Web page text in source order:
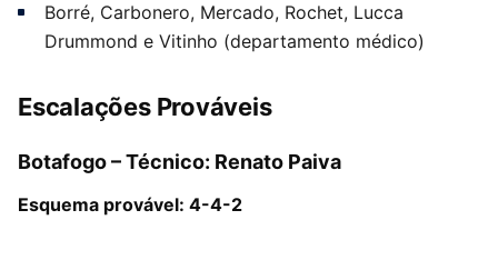
Borré, Carbonero, Mercado, Rochet, Lucca
Drummond e Vitinho (departamento médico)
Escalações Prováveis
Botafogo – Técnico: Renato Paiva
Esquema provável: 4-4-2